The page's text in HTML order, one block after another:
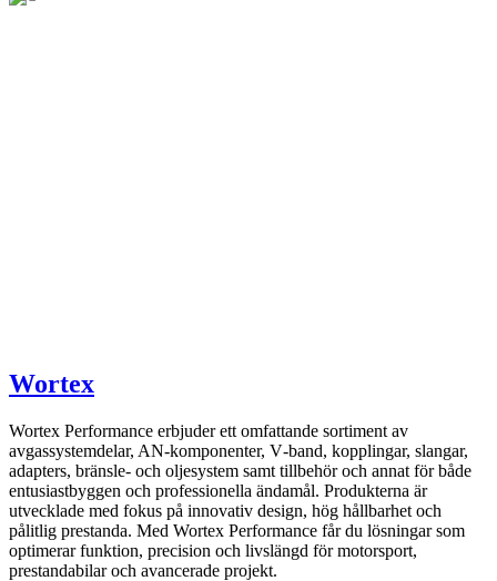
Wortex
Wortex Performance erbjuder ett omfattande sortiment av
avgassystemdelar, AN-komponenter, V‑band, kopplingar, slangar,
adapters, bränsle- och oljesystem samt tillbehör och annat för både
entusiastbyggen och professionella ändamål. Produkterna är
utvecklade med fokus på innovativ design, hög hållbarhet och
pålitlig prestanda. Med Wortex Performance får du lösningar som
optimerar funktion, precision och livslängd för motorsport,
prestandabilar och avancerade projekt.